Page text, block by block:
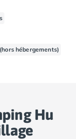
hébergements)
Hu